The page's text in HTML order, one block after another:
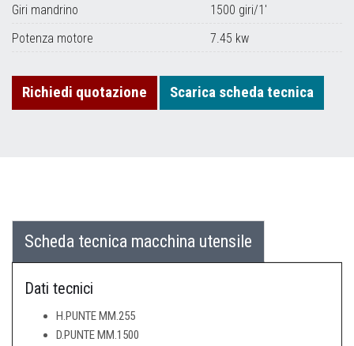
Giri mandrino
1500 giri/1'
Potenza motore
7.45 kw
Richiedi quotazione Scarica scheda tecnica
Scheda tecnica macchina utensile
Dati tecnici
H.PUNTE MM.255
D.PUNTE MM.1500